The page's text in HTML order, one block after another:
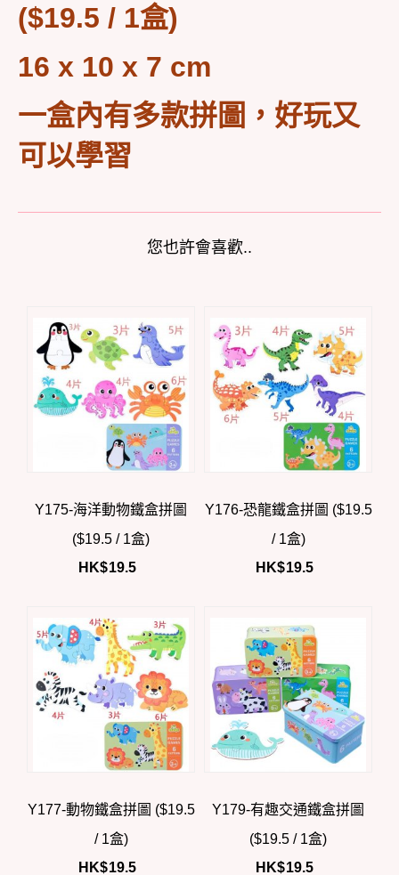
($19.5 / 1盒)
16 x 10 x 7 cm
一盒內有多款拼圖，好玩又
可以學習
您也許會喜歡..
Y175-海洋動物鐵盒拼圖
($19.5 / 1盒)
HK$19.5
Y176-恐龍鐵盒拼圖 ($19.5
/ 1盒)
HK$19.5
Y177-動物鐵盒拼圖 ($19.5
/ 1盒)
HK$19.5
Y179-有趣交通鐵盒拼圖
($19.5 / 1盒)
HK$19.5